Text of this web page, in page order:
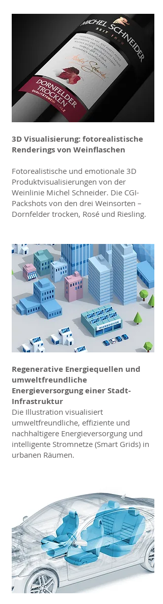
3D Visualisierung: fotorealistische
Renderings von Weinflaschen
Fotorealistische und emotionale 3D
Produktvisualisierungen von der
Weinlinie Michel Schneider. Die CGI-
Packshots von den drei Weinsorten –
Dornfelder trocken, Rosé und Riesling.
Regenerative Energiequellen und
umweltfreundliche
Energieversorgung einer Stadt-
Infrastruktur
Die Illustration visualisiert
umweltfreundliche, effiziente und
nachhaltigere Energieversorgung und
intelligente Stromnetze (Smart Grids) in
urbanen Räumen.